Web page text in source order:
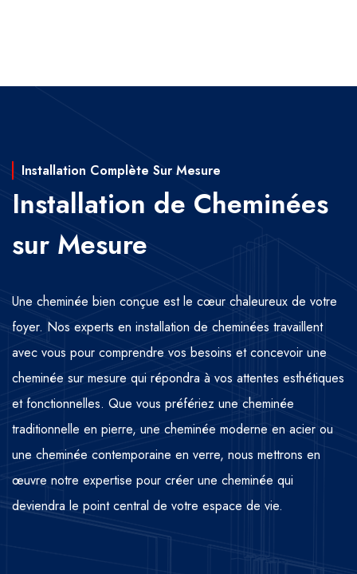
Installation Complète Sur Mesure
Installation de Cheminées
sur Mesure
Une cheminée bien conçue est le cœur chaleureux de votre
foyer. Nos experts en installation de cheminées travaillent
avec vous pour comprendre vos besoins et concevoir une
cheminée sur mesure qui répondra à vos attentes esthétiques
et fonctionnelles. Que vous préfériez une cheminée
traditionnelle en pierre, une cheminée moderne en acier ou
une cheminée contemporaine en verre, nous mettrons en
œuvre notre expertise pour créer une cheminée qui
deviendra le point central de votre espace de vie.